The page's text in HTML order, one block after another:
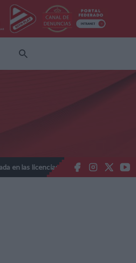
federativas - Temporada 2026-2027